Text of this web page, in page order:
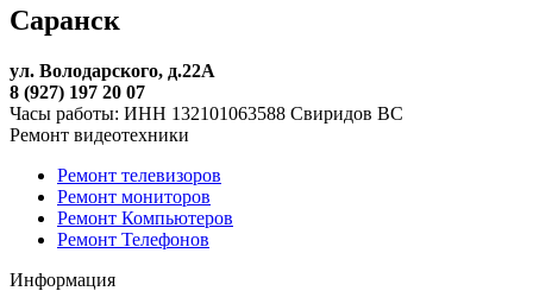
Саранск
ул. Володарского, д.22А
8 (927) 197 20 07
Часы работы: ИНН 132101063588 Свиридов ВС
Ремонт видеотехники
Ремонт телевизоров
Ремонт мониторов
Ремонт Компьютеров
Ремонт Телефонов
Информация